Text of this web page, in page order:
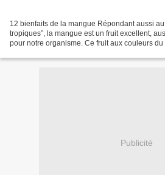
12 bienfaits de la mangue Répondant aussi
tropiques”, la mangue est un fruit excellent,
pour notre organisme. Ce fruit aux couleurs
Publicité